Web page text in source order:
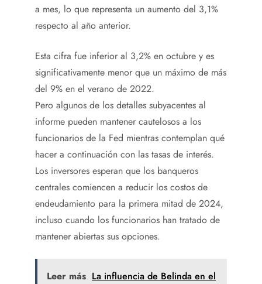
a mes, lo que representa un aumento del 3,1%
respecto al año anterior.
Esta cifra fue inferior al 3,2% en octubre y es
significativamente menor que un máximo de más
del 9% en el verano de 2022.
Pero algunos de los detalles subyacentes al
informe pueden mantener cautelosos a los
funcionarios de la Fed mientras contemplan qué
hacer a continuación con las tasas de interés.
Los inversores esperan que los banqueros
centrales comiencen a reducir los costos de
endeudamiento para la primera mitad de 2024,
incluso cuando los funcionarios han tratado de
mantener abiertas sus opciones.
Leer más La influencia de Belinda en el